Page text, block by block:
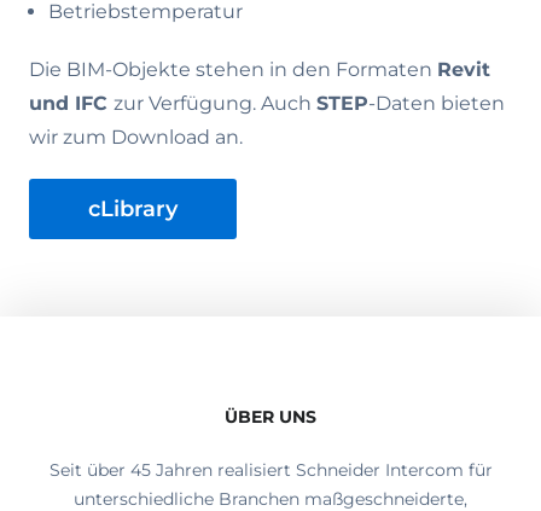
Betriebstemperatur
Die BIM-Objekte stehen in den Formaten Revit
und IFC zur Verfügung. Auch STEP-Daten bieten
wir zum Download an.
cLibrary
ÜBER UNS
Seit über 45 Jahren realisiert Schneider Intercom für
unterschiedliche Branchen maßgeschneiderte,